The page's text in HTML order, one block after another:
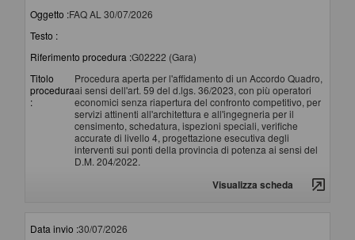
Oggetto :FAQ AL 30/07/2026
Testo :
Riferimento procedura :G02222 (Gara)
Titolo
procedura
:
Procedura aperta per l'affidamento di un Accordo Quadro,
ai sensi dell'art. 59 del d.lgs. 36/2023, con più operatori
economici senza riapertura del confronto competitivo, per
servizi attinenti all'architettura e all'ingegneria per il
censimento, schedatura, ispezioni speciali, verifiche
accurate di livello 4, progettazione esecutiva degli
interventi sui ponti della provincia di potenza ai sensi del
D.M. 204/2022.
Visualizza scheda
Data invio :30/07/2026